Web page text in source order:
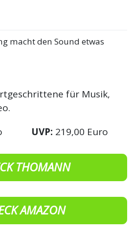
macht den Sound etwas
für Musik,
UVP: 219,00 Euro
THOMANN
AMAZON